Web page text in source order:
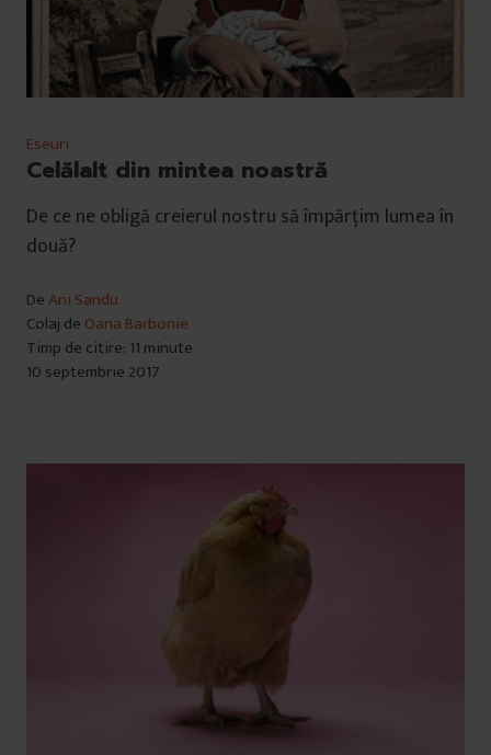
Eseuri
Celălalt din mintea noastră
De ce ne obligă creierul nostru să împărțim lumea în
două?
DeAni Sandu
Colaj de Oana Barbonie
Timp de citire: 11 minute
10 septembrie 2017